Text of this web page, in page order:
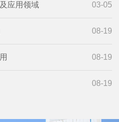
03-05
应用领域
08-19
08-19
08-19